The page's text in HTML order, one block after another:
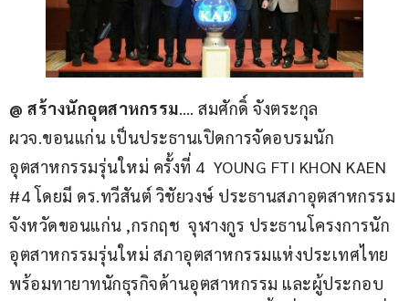
@ สร้างนักอุตสาหกรรม…. สมศักดิ์ จังตระกุล
ผวจ.ขอนแก่น เป็นประธานเปิดการจัดอบรมนัก
อุตสาหกรรมรุ่นใหม่ ครั้งที่ 4  YOUNG FTI KHON KAEN
#4 โดยมี ดร.ทวีสันต์ วิชัยวงษ์ ประธานสภาอุตสาหกรรม
จังหวัดขอนแก่น ,กรกฤช  จุฬางกูร ประธานโครงการนัก
อุตสาหกรรมรุ่นใหม่ สภาอุตสาหกรรมแห่งประเทศไทย
พร้อมทายาทนักธุรกิจด้านอุตสาหกรรม และผู้ประกอบ